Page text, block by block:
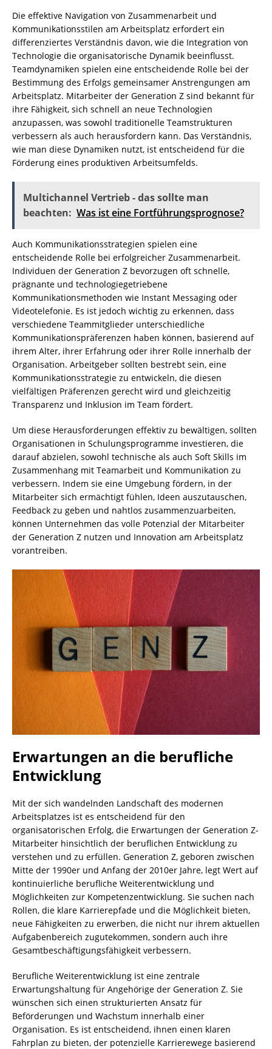
Die effektive Navigation von Zusammenarbeit und
Kommunikationsstilen am Arbeitsplatz erfordert ein
differenziertes Verständnis davon, wie die Integration von
Technologie die organisatorische Dynamik beeinflusst.
Teamdynamiken spielen eine entscheidende Rolle bei der
Bestimmung des Erfolgs gemeinsamer Anstrengungen am
Arbeitsplatz. Mitarbeiter der Generation Z sind bekannt für
ihre Fähigkeit, sich schnell an neue Technologien
anzupassen, was sowohl traditionelle Teamstrukturen
verbessern als auch herausfordern kann. Das Verständnis,
wie man diese Dynamiken nutzt, ist entscheidend für die
Förderung eines produktiven Arbeitsumfelds.
Multichannel Vertrieb - das sollte man
beachten: Was ist eine Fortführungsprognose?
Auch Kommunikationsstrategien spielen eine
entscheidende Rolle bei erfolgreicher Zusammenarbeit.
Individuen der Generation Z bevorzugen oft schnelle,
prägnante und technologiegetriebene
Kommunikationsmethoden wie Instant Messaging oder
Videotelefonie. Es ist jedoch wichtig zu erkennen, dass
verschiedene Teammitglieder unterschiedliche
Kommunikationspräferenzen haben können, basierend auf
ihrem Alter, ihrer Erfahrung oder ihrer Rolle innerhalb der
Organisation. Arbeitgeber sollten bestrebt sein, eine
Kommunikationsstrategie zu entwickeln, die diesen
vielfältigen Präferenzen gerecht wird und gleichzeitig
Transparenz und Inklusion im Team fördert.
Um diese Herausforderungen effektiv zu bewältigen, sollten
Organisationen in Schulungsprogramme investieren, die
darauf abzielen, sowohl technische als auch Soft Skills im
Zusammenhang mit Teamarbeit und Kommunikation zu
verbessern. Indem sie eine Umgebung fördern, in der
Mitarbeiter sich ermächtigt fühlen, Ideen auszutauschen,
Feedback zu geben und nahtlos zusammenzuarbeiten,
können Unternehmen das volle Potenzial der Mitarbeiter
der Generation Z nutzen und Innovation am Arbeitsplatz
vorantreiben.
Erwartungen an die berufliche
Entwicklung
Mit der sich wandelnden Landschaft des modernen
Arbeitsplatzes ist es entscheidend für den
organisatorischen Erfolg, die Erwartungen der Generation Z-
Mitarbeiter hinsichtlich der beruflichen Entwicklung zu
verstehen und zu erfüllen. Generation Z, geboren zwischen
Mitte der 1990er und Anfang der 2010er Jahre, legt Wert auf
kontinuierliche berufliche Weiterentwicklung und
Möglichkeiten zur Kompetenzentwicklung. Sie suchen nach
Rollen, die klare Karrierepfade und die Möglichkeit bieten,
neue Fähigkeiten zu erwerben, die nicht nur ihrem aktuellen
Aufgabenbereich zugutekommen, sondern auch ihre
Gesamtbeschäftigungsfähigkeit verbessern.
Berufliche Weiterentwicklung ist eine zentrale
Erwartungshaltung für Angehörige der Generation Z. Sie
wünschen sich einen strukturierten Ansatz für
Beförderungen und Wachstum innerhalb einer
Organisation. Es ist entscheidend, ihnen einen klaren
Fahrplan zu bieten, der potenzielle Karrierewege basierend